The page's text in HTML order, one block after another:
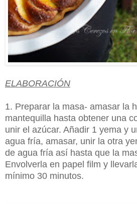
ELABORACIÓN
1. Preparar la masa- amasar la
mantequilla hasta obtener una
unir el azúcar. Añadir 1 yema y
agua fría, amasar, unir la otra
de agua fría así hasta que la
Envolverla en papel film y
mínimo 30 minutos.